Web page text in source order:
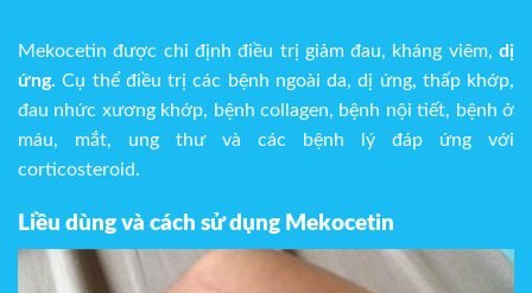
Mekocetin được chỉ định điều trị giảm đau, kháng viêm, dị
ứng. Cụ thể điều trị các bệnh ngoài da, dị ứng, thấp khớp,
đau nhức xương khớp, bệnh collagen, bệnh nội tiết, bệnh ở
máu, mắt, ung thư và các bệnh lý đáp ứng với
corticosteroid.
Liều dùng và cách sử dụng Mekocetin